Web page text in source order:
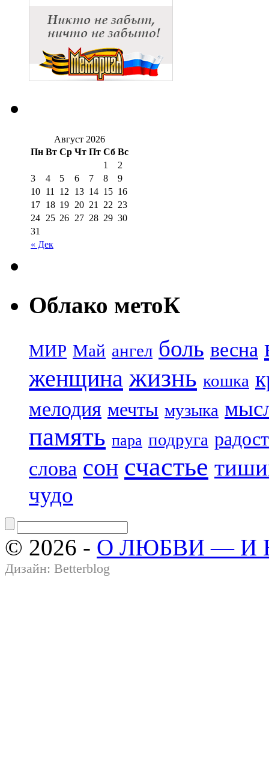
Август 2026
Пн Вт Ср Чт Пт Сб Вс
« Дек
1
2
3
4 5 6 7 8
9
10 11 12 13 14 15 16
17 18 19 20 21 22 23
24 25 26 27 28 29 30
31
Облако метоК
МИР Май ангел боль весна
женщина жизнь кошка
мелодия мечты музыка
память пара подруга
слова сон счастье
чудо
© 2026 - О ЛЮБВИ — И
Дизайн: Betterblog